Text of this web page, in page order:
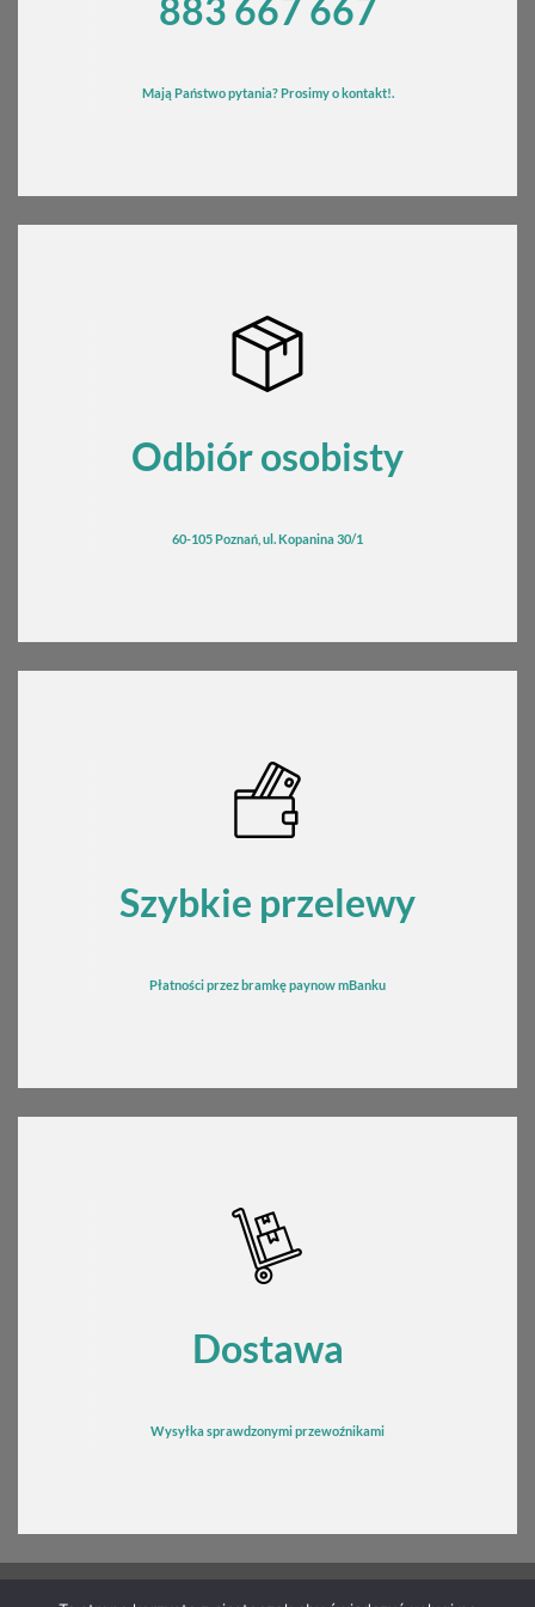
883 667 667
Mają Państwo pytania? Prosimy o kontakt!.
Odbiór osobisty
60-105 Poznań, ul. Kopanina 30/1
Szybkie przelewy
Płatności przez bramkępaynow mBanku
Dostawa
Wysyłka sprawdzonymi przewoźnikami